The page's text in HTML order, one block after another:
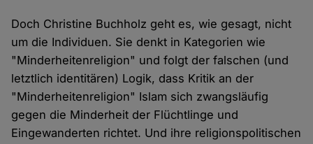
Doch Christine Buchholz geht es, wie gesagt, nicht
um die Individuen. Sie denkt in Kategorien wie
"Minderheitenreligion" und folgt der falschen (und
letztlich identitären) Logik, dass Kritik an der
"Minderheitenreligion" Islam sich zwangsläufig
gegen die Minderheit der Flüchtlinge und
Eingewanderten richtet. Und ihre religionspolitischen